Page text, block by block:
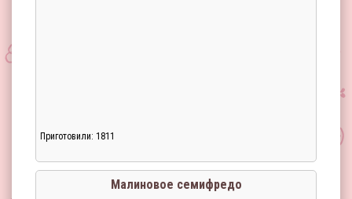
Приготовили: 1811
Малиновое семифредо